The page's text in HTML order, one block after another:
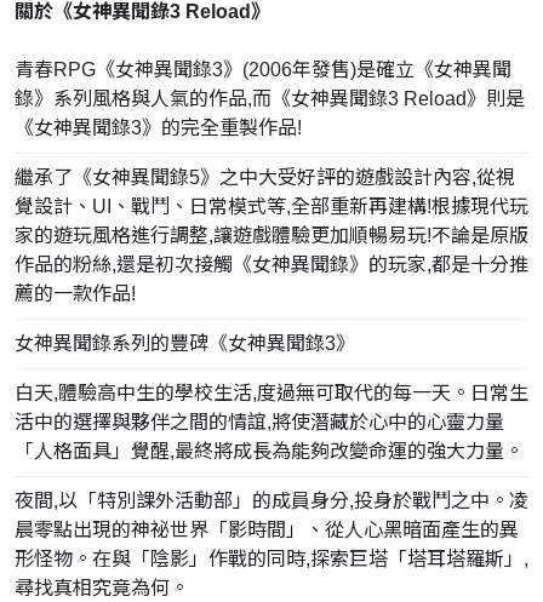
關於《女神異聞錄3 Reload》
青春RPG《女神異聞錄3》(2006年發售)是確立《女神異聞
錄》系列風格與人氣的作品,而《女神異聞錄3 Reload》則是
《女神異聞錄3》的完全重製作品!
繼承了《女神異聞錄5》之中大受好評的遊戲設計內容,從視
覺設計、UI、戰鬥、日常模式等,全部重新再建構!根據現代玩
家的遊玩風格進行調整,讓遊戲體驗更加順暢易玩!不論是原版
作品的粉絲,還是初次接觸《女神異聞錄》的玩家,都是十分推
薦的一款作品!
女神異聞錄系列的豐碑《女神異聞錄3》
白天,體驗高中生的學校生活,度過無可取代的每一天。日常生
活中的選擇與夥伴之間的情誼,將使潛藏於心中的心靈力量
「人格面具」覺醒,最終將成長為能夠改變命運的強大力量。
夜間,以「特別課外活動部」的成員身分,投身於戰鬥之中。凌
晨零點出現的神祕世界「影時間」、從人心黑暗面產生的異
形怪物。在與「陰影」作戰的同時,探索巨塔「塔耳塔羅斯」,
尋找真相究竟為何。